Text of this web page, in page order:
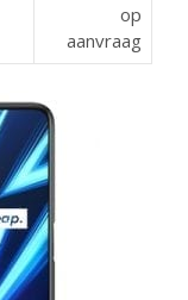
op
aanvraag